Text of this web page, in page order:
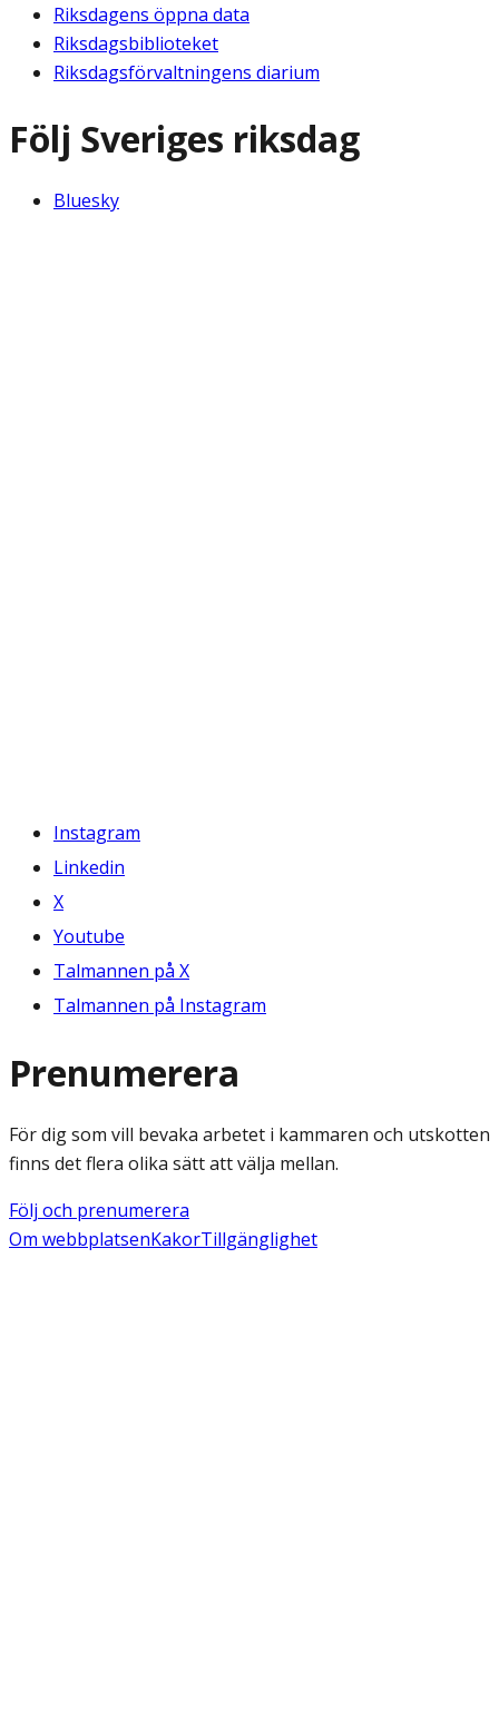
Riksdagens öppna data
Riksdagsbiblioteket
Riksdagsförvaltningens diarium
Följ Sveriges riksdag
Bluesky
Instagram
Linkedin
X
Youtube
Talmannen på X
Talmannen på Instagram
Prenumerera
För dig som vill bevaka arbetet i kammaren och utskotten
finns det flera olika sätt att välja mellan.
Följ och prenumerera
Om webbplatsenKakorTillgänglighet